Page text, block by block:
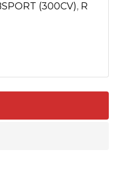
(300CV), R